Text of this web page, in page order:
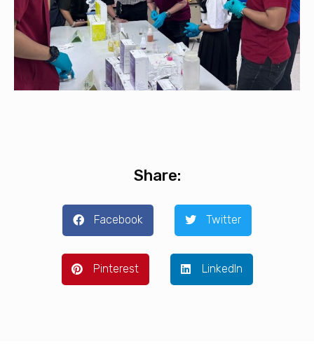
Share:
Facebook Twitter
Pinterest LinkedIn